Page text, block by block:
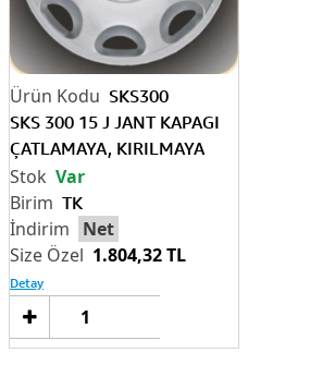
SKS300
SKS 300 15 J JANT KAPAGI
ÇATLAMAYA, KIRILMAYA
DAYANIKLI
TK
Net
1.804,32 TL
Var
Detay